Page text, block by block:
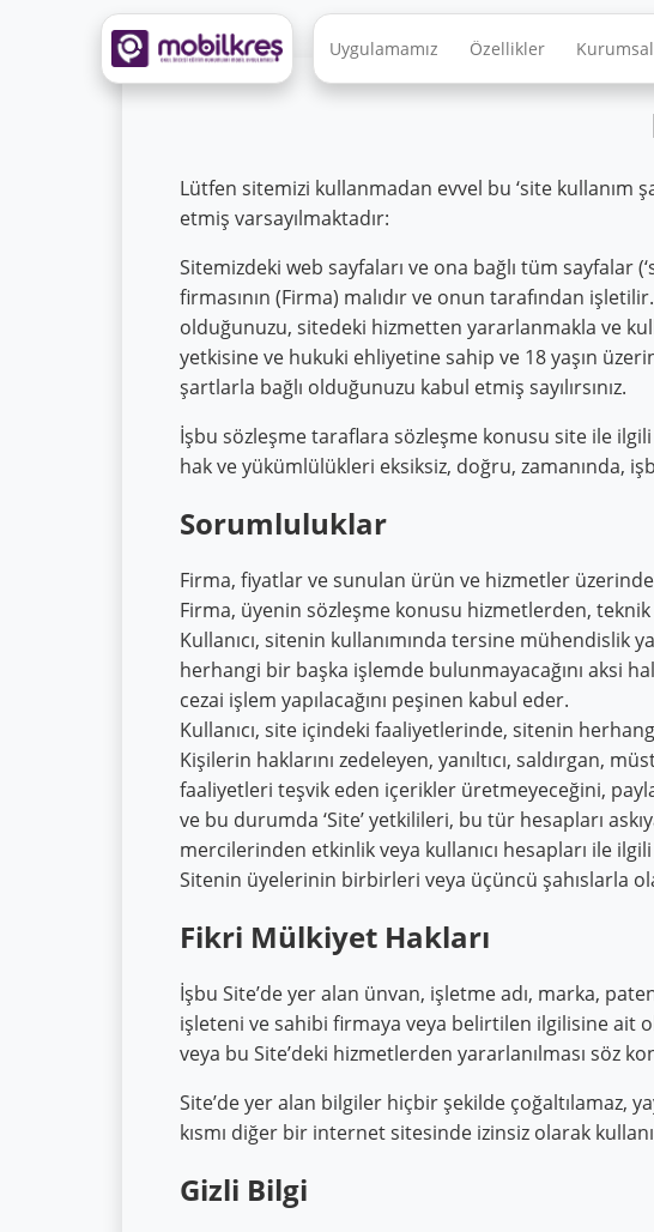
Uygulamamız Özellikler Kurumsal
Lütfen sitemizi kullanmadan evvel bu ‘site kullanım
etmiş varsayılmaktadır:
Sitemizdeki web sayfaları ve ona bağlı tüm sayfalar
firmasının (Firma) malıdır ve onun tarafından
olduğunuzu, sitedeki hizmetten yararlanmakla ve
yetkisine ve hukuki ehliyetine sahip ve 18 yaşın
şartlarla bağlı olduğunuzu kabul etmiş sayılırsınız.
İşbu sözleşme taraflara sözleşme konusu site ile
hak ve yükümlülükleri eksiksiz, doğru, zamanında,
Sorumluluklar
Firma, fiyatlar ve sunulan ürün ve hizmetler
Firma, üyenin sözleşme konusu hizmetlerden, teknik
Kullanıcı, sitenin kullanımında tersine mühendislik
herhangi bir başka işlemde bulunmayacağını aksi
cezai işlem yapılacağını peşinen kabul eder.
Kullanıcı, site içindeki faaliyetlerinde, sitenin
Kişilerin haklarını zedeleyen, yanıltıcı, saldırgan,
faaliyetleri teşvik eden içerikler üretmeyeceğini,
ve bu durumda ‘Site’ yetkilileri, bu tür hesapları
mercilerinden etkinlik veya kullanıcı hesapları ile
Sitenin üyelerinin birbirleri veya üçüncü şahıslarla
Fikri Mülkiyet Hakları
İşbu Site’de yer alan ünvan, işletme adı, marka,
işleteni ve sahibi firmaya veya belirtilen ilgilisine ait
veya bu Site’deki hizmetlerden yararlanılması söz
Site’de yer alan bilgiler hiçbir şekilde çoğaltılamaz,
kısmı diğer bir internet sitesinde izinsiz olarak
Gizli Bilgi